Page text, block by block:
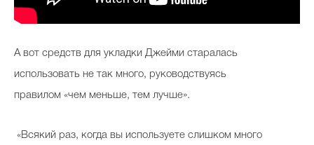
А вот средств для укладки Джейми старалась
использовать не так много, руководствуясь
правилом «чем меньше, тем лучше».
«Всякий раз, когда вы используете слишком много